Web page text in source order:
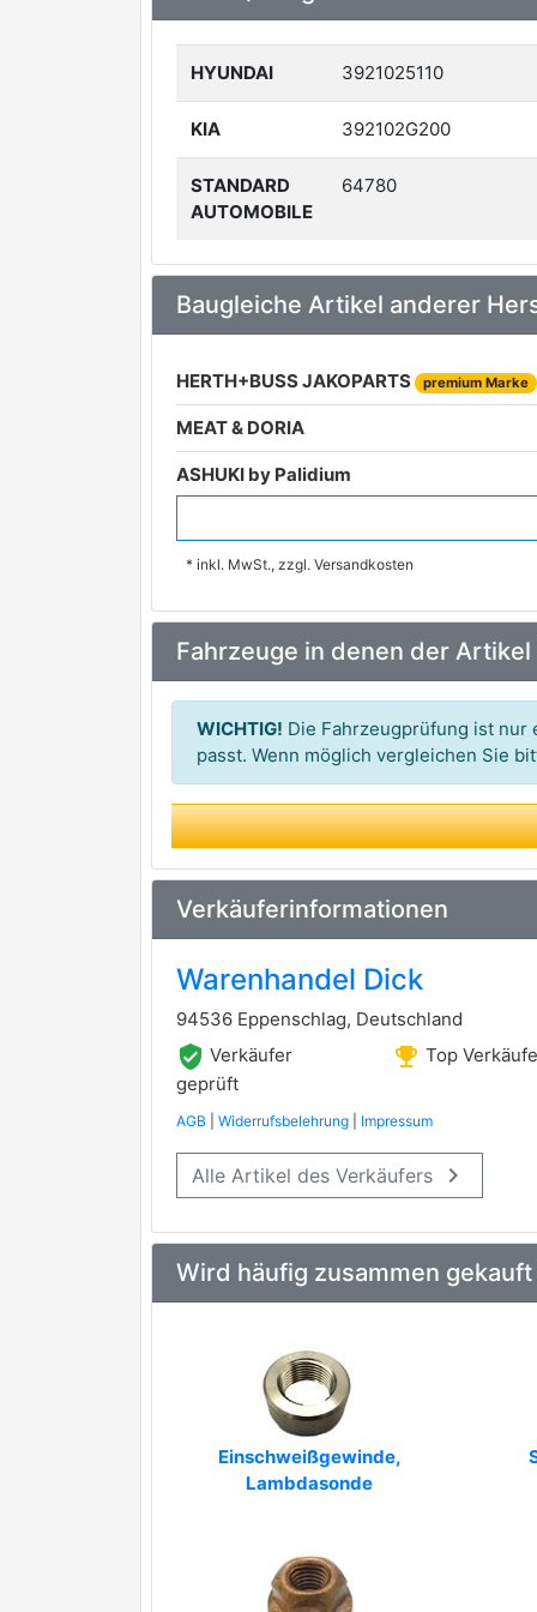
HYUNDAI 3921025110
KIA 392102G200
STANDARD
AUTOMOBILE
64780
Baugleiche Artikel anderer
HERTH+BUSS JAKOPARTS premium Marke
MEAT & DORIA
ASHUKI by Palidium
CALORSTAT by Vernet
DELPHI
ERA
FACET
FISPA
HOFFER
INTERMOTOR
KAVO PARTS
MAGNETI MARELLI
MANDO
MOTAQUIP
PIERBURG
QUINTON HAZELL
SIDAT
WALKER PRODUCTS
* inkl. MwSt., zzgl. Versandkosten
Fahrzeuge in denen der
WICHTIG! Die Fahrzeugprüfung ist nur
passt. Wenn möglich vergleichen Sie
Verkäuferinformationen
Warenhandel Dick
94536 Eppenschlag, Deutschland
verified_user Verkäufer
geprüft
emoji_events Top
AGB Widerrufsbelehrung Impressum
Alle Artikel des Verkäufers keyboard_arrow_right
Wird häufig zusammen gekauft
Einschweißgewinde,
Lambdasonde